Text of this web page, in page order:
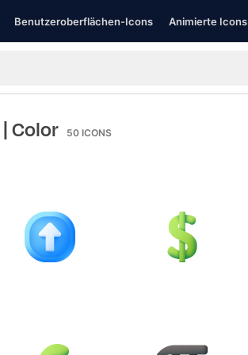
Benutzeroberflächen-Icons Animierte Icons
| Color 50 ICONS